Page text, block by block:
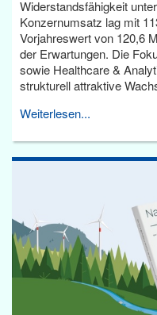
Widerstandsfähigkeit
Konzernumsatz lag mit
Vorjahreswert von 120,6
der Erwartungen. Die
sowie Healthcare &
strukturell attraktive
Weiterlesen...